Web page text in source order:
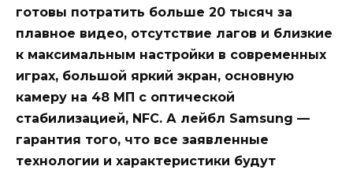
готовы потратить больше 20 тысяч за
плавное видео, отсутствие лагов и близкие
к максимальным настройки в современных
играх, большой яркий экран, основную
камеру на 48 МП с оптической
стабилизацией, NFC. А лейбл Samsung —
гарантия того, что все заявленные
технологии и характеристики будут